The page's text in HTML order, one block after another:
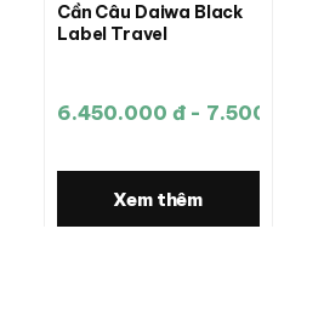
Cần Câu Daiwa Black
Label Travel
6.450.000 đ - 7.500.000 đ
Xem thêm